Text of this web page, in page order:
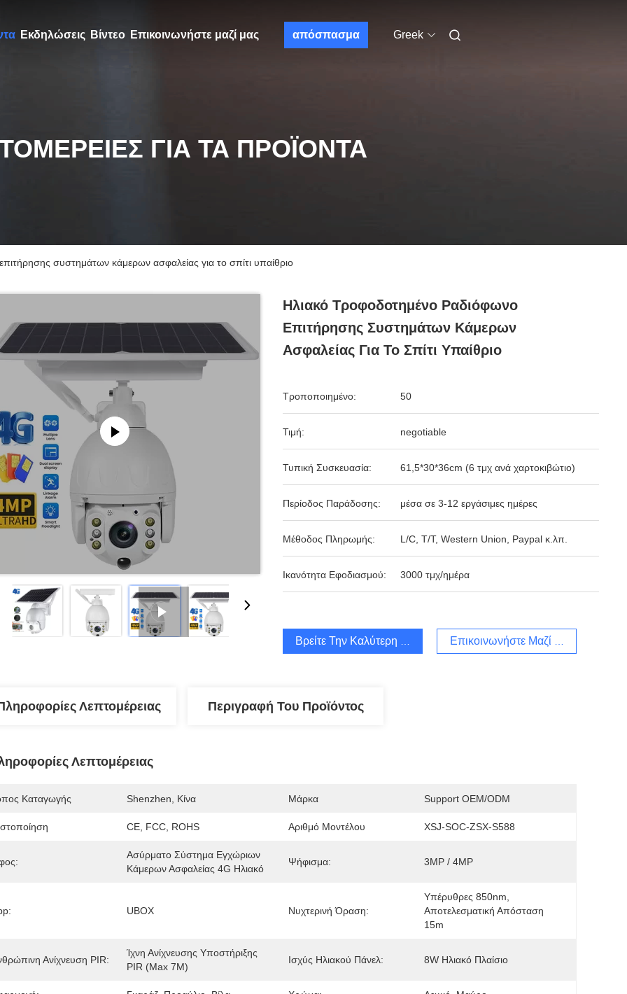
Εκδηλώσεις Βίντεο Επικοινωνήστε μαζί μας απόσπασμα Greek
ΓΙΑ ΤΑ ΠΡΟΪΌΝΤΑ
συστημάτων κάμερων ασφαλείας για το σπίτι υπαίθριο
Ηλιακό Τροφοδοτημένο Ραδιόφωνο
Επιτήρησης Συστημάτων Κάμερων
Ασφαλείας Για Το Σπίτι Υπαίθριο
Τροποποιημένο: 50
Τιμή: negotiable
Τυπική Συσκευασία: 61,5*30*36cm (6 τμχ ανά χαρτοκιβώτιο)
Περίοδος Παράδοσης: μέσα σε 3-12 εργάσιμες ημέρες
Μέθοδος Πληρωμής: L/C, T/T, Western Union, Paypal κ.λπ.
Ικανότητα Εφοδιασμού: 3000 τμχ/ημέρα
Βρείτε Την Καλύτερη Τιμή Επικοινωνήστε Μαζί Μας
Λεπτομέρειας Περιγραφή Του Προϊόντος
Λεπτομέρειας
Καταγωγής Shenzhen, Κίνα Μάρκα Support OEM/ODM
CE, FCC, ROHS Αριθμό Μοντέλου XSJ-SOC-ZSX-S588
Ασύρματο Σύστημα Εγχώριων
Κάμερων Ασφαλείας 4G Ηλιακό
Ψήφισμα: 3MP / 4MP
UBOX Νυχτερινή Όραση:
Υπέρυθρες 850nm,
Αποτελεσματική Απόσταση
15m
Ανίχνευση PIR:
Ίχνη Ανίχνευσης Υποστήριξης
PIR (Max 7M)
Ισχύς Ηλιακού Πάνελ: 8W Ηλιακό Πλαίσιο